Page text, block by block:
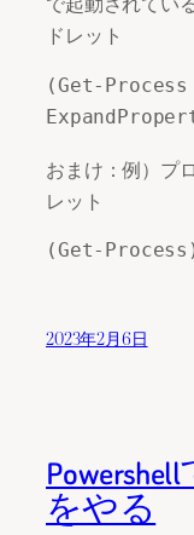
ドレット
(Get-
おまけ：例）プ
レット
(Get-
2023年2月6日
をやる